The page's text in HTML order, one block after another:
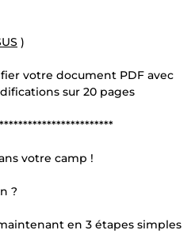
)
votre document PDF avec
sur 20 pages
votre camp !
?
en 3 étapes simples